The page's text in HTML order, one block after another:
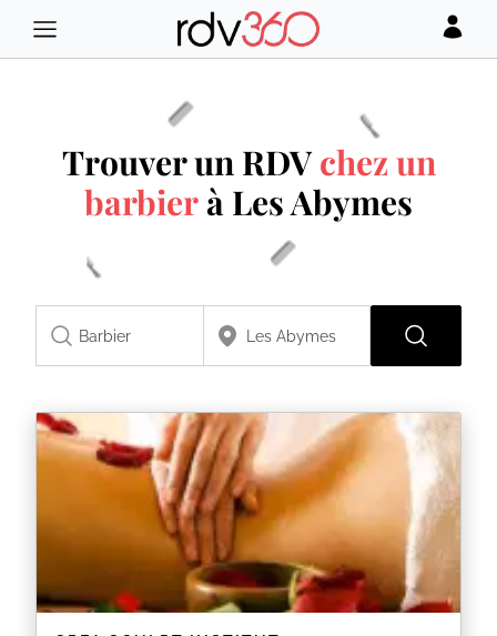
Trouver un RDVchez un
barbierà Les Abymes